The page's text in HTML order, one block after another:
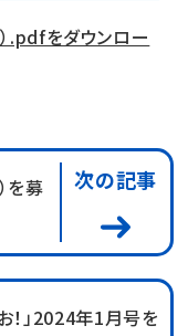
.pdfをダウンロー
！」2024年1月号を
を募
次の記事